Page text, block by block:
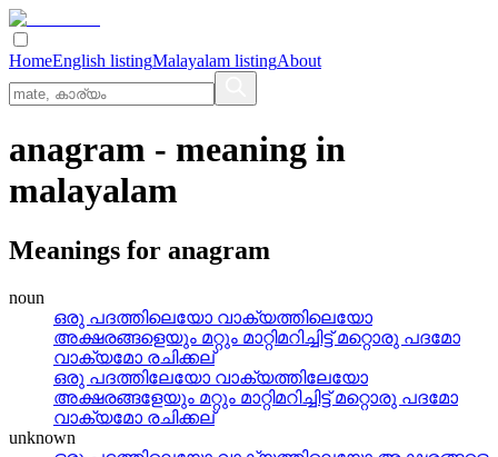
HomeEnglish listingMalayalam listingAbout
anagram - meaning in
malayalam
Meanings for anagram
noun
ഒരു പദത്തിലെയോ വാക്യത്തിലെയോ
അക്ഷരങ്ങളെയും മറ്റും മാറ്റിമറിച്ചിട്ട്‌ മറ്റൊരു പദമോ
വാക്യമോ രചിക്കല്
ഒരു പദത്തിലേയോ വാക്യത്തിലേയോ
അക്ഷരങ്ങളേയും മറ്റും മാറ്റിമറിച്ചിട്ട്‌ മറ്റൊരു പദമോ
വാക്യമോ രചിക്കല്
unknown